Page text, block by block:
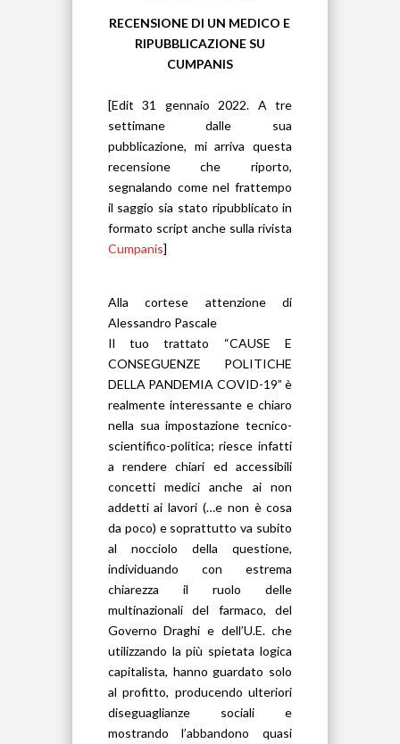
RECENSIONE DI UN MEDICO E
RIPUBBLICAZIONE SU
CUMPANIS
[Edit 31 gennaio 2022. A tre
settimane dalle sua
pubblicazione, mi arriva questa
recensione che riporto,
segnalando come nel frattempo
il saggio sia stato ripubblicato in
formato script anche sulla rivista
Cumpanis]
Alla cortese attenzione di
Alessandro Pascale
Il tuo trattato “CAUSE E
CONSEGUENZE POLITICHE
DELLA PANDEMIA COVID-19” è
realmente interessante e chiaro
nella sua impostazione tecnico-
scientifico-politica; riesce infatti
a rendere chiari ed accessibili
concetti medici anche ai non
addetti ai lavori (…e non è cosa
da poco) e soprattutto va subito
al nocciolo della questione,
individuando con estrema
chiarezza il ruolo delle
multinazionali del farmaco, del
Governo Draghi e dell’U.E. che
utilizzando la più spietata logica
capitalista, hanno guardato solo
al profitto, producendo ulteriori
diseguaglianze sociali e
mostrando l’abbandono quasi